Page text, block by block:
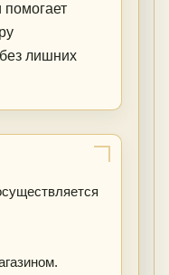
помогает
лишних